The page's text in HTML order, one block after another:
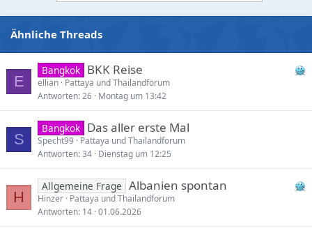
Ähnliche Threads
E
Bangkok BKK Reise
ellian Pattaya und Thailandforum
Antworten 26 Montag um 13:42
S
Bangkok Das aller erste Mal
Specht99 Pattaya und Thailandforum
Antworten 34 Dienstag um 12:25
H
Allgemeine Frage Albanien spontan
Hinzer Pattaya und Thailandforum
Antworten 14 01.06.2026